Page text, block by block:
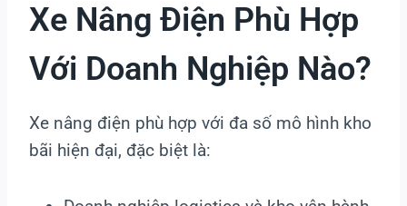
Xe Nâng Điện Phù Hợp
Với Doanh Nghiệp Nào?
Xe nâng điện phù hợp với đa số mô hình kho
bãi hiện đại, đặc biệt là: